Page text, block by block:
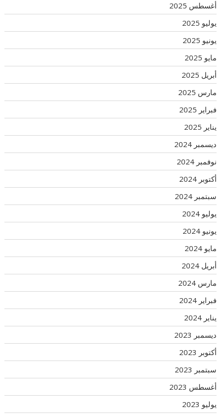
أغسطس 2025
يوليو 2025
يونيو 2025
مايو 2025
أبريل 2025
مارس 2025
فبراير 2025
يناير 2025
ديسمبر 2024
نوفمبر 2024
أكتوبر 2024
سبتمبر 2024
يوليو 2024
يونيو 2024
مايو 2024
أبريل 2024
مارس 2024
فبراير 2024
يناير 2024
ديسمبر 2023
أكتوبر 2023
سبتمبر 2023
أغسطس 2023
يوليو 2023